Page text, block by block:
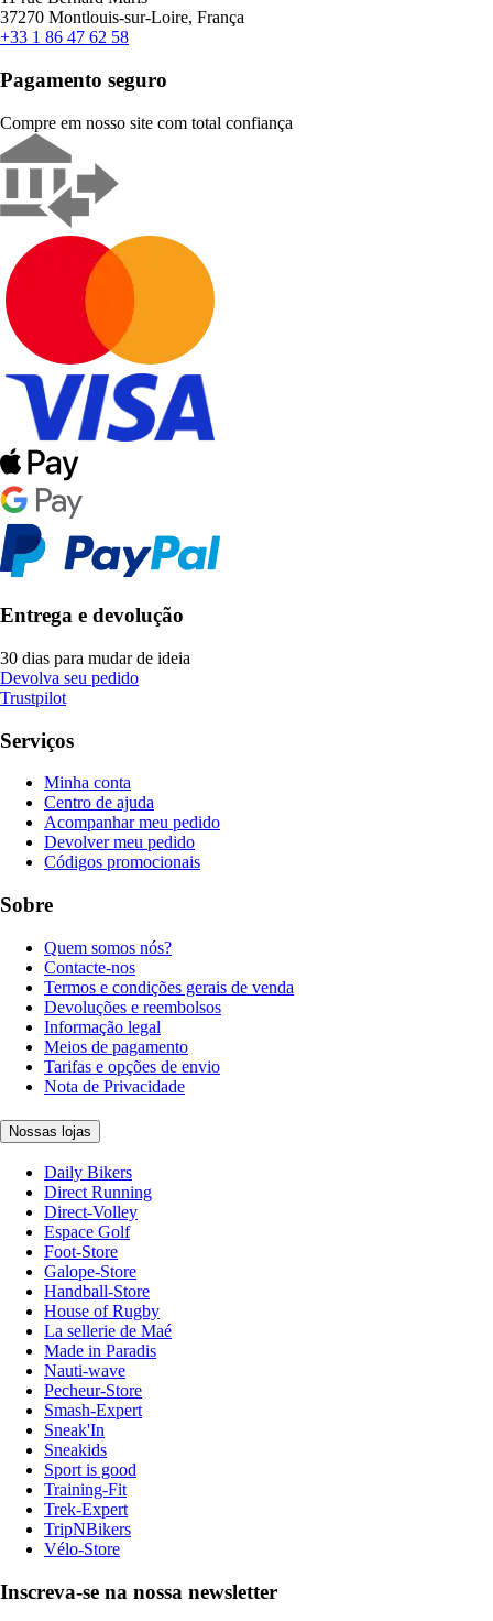
37270 Montlouis-sur-Loire, França
+33 1 86 47 62 58
Pagamento seguro
Compre em nosso site com total confiança
Entrega e devolução
30 dias para mudar de ideia
Devolva seu pedido
Trustpilot
Serviços
Minha conta
Centro de ajuda
Acompanhar meu pedido
Devolver meu pedido
Códigos promocionais
Sobre
Quem somos nós?
Contacte-nos
Termos e condições gerais de venda
Devoluções e reembolsos
Informação legal
Meios de pagamento
Tarifas e opções de envio
Nota de Privacidade
Nossas lojas
Daily Bikers
Direct Running
Direct-Volley
Espace Golf
Foot-Store
Galope-Store
Handball-Store
House of Rugby
La sellerie de Maé
Made in Paradis
Nauti-wave
Pecheur-Store
Smash-Expert
Sneak'In
Sneakids
Sport is good
Training-Fit
Trek-Expert
TripNBikers
Vélo-Store
Inscreva-se na nossa newsletter